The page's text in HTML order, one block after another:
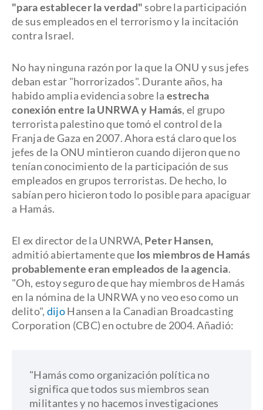
"para establecer la verdad"sobre la participación
de sus empleados en el terrorismo y la incitación
contra Israel.
No hay ninguna razón por la que la ONU y sus jefes
deban estar "horrorizados". Durante años, ha
habido amplia evidencia sobre la estrecha
conexión entre la UNRWA y Hamás, el grupo
terrorista palestino que tomó el control de la
Franja de Gaza en 2007. Ahora está claro que los
jefes de la ONU mintieron cuando dijeron que no
tenían conocimiento de la participación de sus
empleados en grupos terroristas. De hecho, lo
sabían pero hicieron todo lo posible para apaciguar
a Hamás.
El ex director de la UNRWA, Peter Hansen,
admitió abiertamente que los miembros de Hamás
probablemente eran empleados de la agencia.
"Oh, estoy seguro de que hay miembros de Hamás
en la nómina de la UNRWA y no veo eso como un
delito", dijoHansen a la Canadian Broadcasting
Corporation (CBC) en octubre de 2004. Añadió:
"Hamás como organización política no
significa que todos sus miembros sean
militantes y no hacemos investigaciones